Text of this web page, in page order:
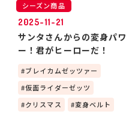
シーズン商品
2025-11-21
サンタさんからの変身パワ
ー！君がヒーローだ！
ブレイカムゼッツァー
仮面ライダーゼッツ
クリスマス
変身ベルト